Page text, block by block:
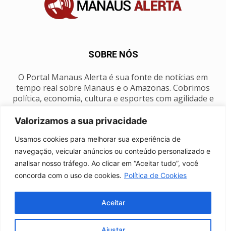
Valorizamos a sua privacidade
Usamos cookies para melhorar sua experiência de
navegação, veicular anúncios ou conteúdo personalizado e
analisar nosso tráfego. Ao clicar em “Aceitar tudo”, você
concorda com o uso de cookies. Política de Cookies
Aceitar
SOBRE NÓS
O Portal Manaus Alerta é sua fonte de notícias em
tempo real sobre Manaus e o Amazonas. Cobrimos
política, economia, cultura e esportes com agilidade e
SIGA-NOS